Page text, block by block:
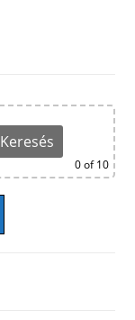
Keresés
0of 10